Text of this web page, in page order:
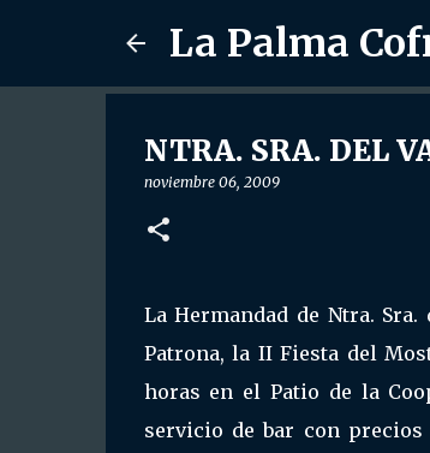
La Palma
NTRA. SRA. DEL
noviembre 06, 2009
La Hermandad de Ntra.
Patrona, la II Fiesta del
horas en el Patio de la
servicio de bar con